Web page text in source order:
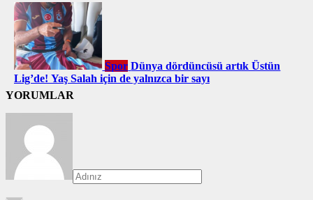
Spor Dünya dördüncüsü artık Üstün
Lig’de! Yaş Salah için de yalnızca bir sayı
YORUMLAR